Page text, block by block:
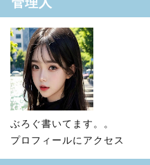
ぶろぐ書いてます。。
プロフィールにアクセス